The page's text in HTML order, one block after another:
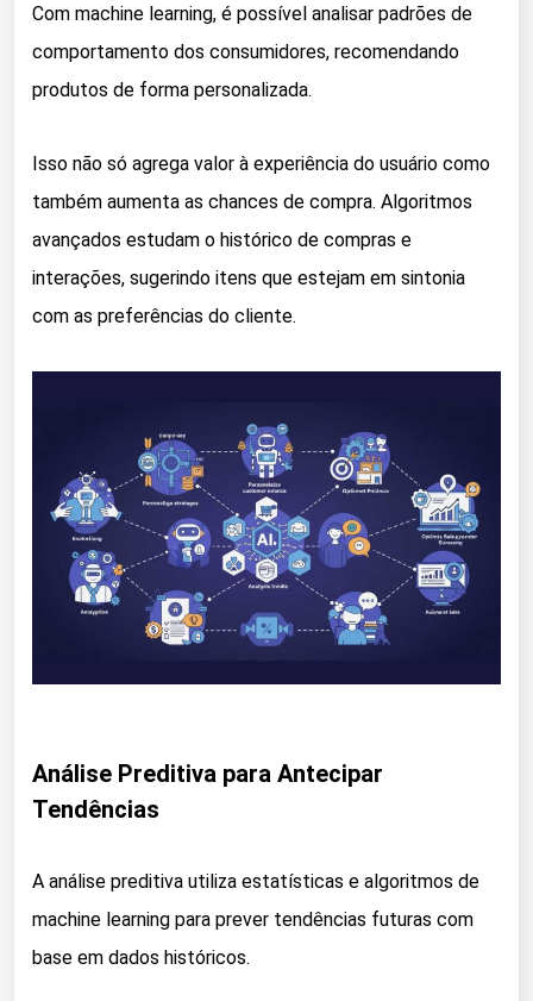
Com machine learning, é possível analisar padrões de
comportamento dos consumidores, recomendando
produtos de forma personalizada.
Isso não só agrega valor à experiência do usuário como
também aumenta as chances de compra. Algoritmos
avançados estudam o histórico de compras e
interações, sugerindo itens que estejam em sintonia
com as preferências do cliente.
Análise Preditiva para Antecipar
Tendências
A análise preditiva utiliza estatísticas e algoritmos de
machine learning para prever tendências futuras com
base em dados históricos.